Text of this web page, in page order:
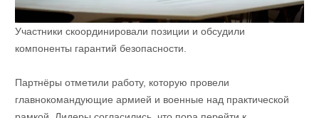
Участники скоординировали позиции и обсудили
компоненты гарантий безопасности.
Партнёры отметили работу, которую провели
главнокомандующие армией и военные над практической